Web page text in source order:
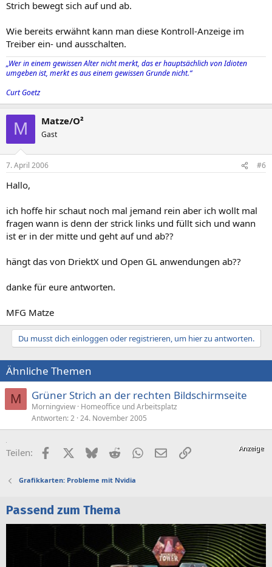
Strich bewegt sich auf und ab.
Wie bereits erwähnt kann man diese Kontroll-Anzeige im
Treiber ein- und ausschalten.
„Wer in einem gewissen Alter nicht merkt, das er hauptsächlich von Idioten
umgeben ist, merkt es aus einem gewissen Grunde nicht.“
Curt Goetz
M Matze/O²
Gast
7. April 2006 #6
Hallo,
ich hoffe hir schaut noch mal jemand rein aber ich wollt mal
fragen wann is denn der strick links und füllt sich und wann
ist er in der mitte und geht auf und ab??
hängt das von DriektX und Open GL anwendungen ab??
danke für eure antworten.
MFG Matze
Du musst dich einloggen oder registrieren, um hier zu antworten.
Ähnliche Themen
M Grüner Strich an der rechten Bildschirmseite
Morningview Homeoffice und Arbeitsplatz
Antworten 2 24. November 2005
Teilen: FacebookX (Twitter)
BlueskyRedditWhatsApp
E-MailLink
Grafikkarten: Probleme mit Nvidia
Passend zum Thema